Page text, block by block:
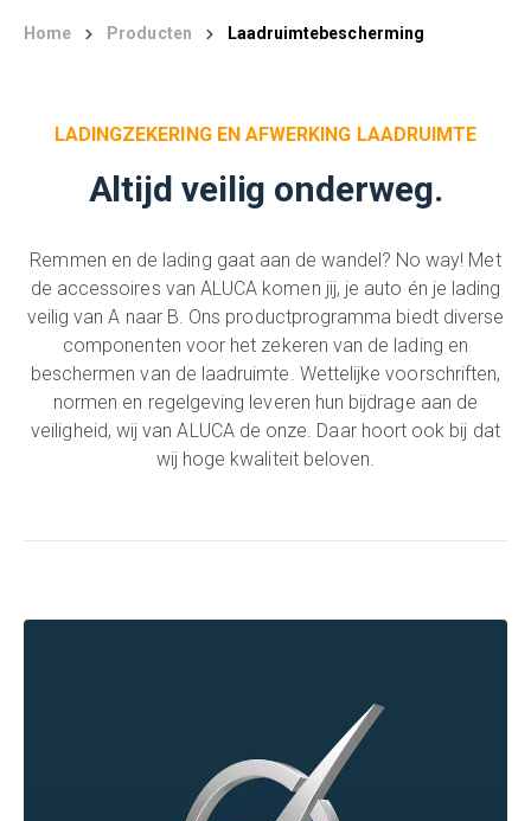
Home Producten Laadruimtebescherming
LADINGZEKERING EN AFWERKING LAADRUIMTE
Altijd veilig onderweg.
Remmen en de lading gaat aan de wandel? No way! Met
de accessoires van ALUCA komen jij, je auto én je lading
veilig van A naar B. Ons productprogramma biedt diverse
componenten voor het zekeren van de lading en
beschermen van de laadruimte. Wettelijke voorschriften,
normen en regelgeving leveren hun bijdrage aan de
veiligheid, wij van ALUCA de onze. Daar hoort ook bij dat
wij hoge kwaliteit beloven.